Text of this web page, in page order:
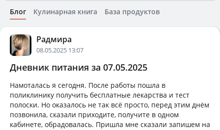
Блог Кулинарная книга База продуктов
Радмира
08.05.2025 13:07
Дневник питания за 07.05.2025
Намоталась я сегодня. После работы пошла в
поликлинику получить бесплатные лекарства и тест
полоски. Но оказалось не так всё просто, перед этим днём
позвонила, сказали приходите, получите в одном
кабинете, обрадовалась. Пришла мне сказали запишем на